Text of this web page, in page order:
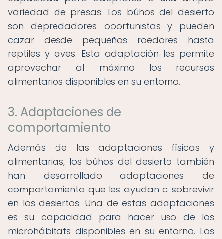
variedad de presas. Los búhos del desierto
son depredadores oportunistas y pueden
cazar desde pequeños roedores hasta
reptiles y aves. Esta adaptación les permite
aprovechar al máximo los recursos
alimentarios disponibles en su entorno.
3. Adaptaciones de
comportamiento
Además de las adaptaciones físicas y
alimentarias, los búhos del desierto también
han desarrollado adaptaciones de
comportamiento que les ayudan a sobrevivir
en los desiertos. Una de estas adaptaciones
es su capacidad para hacer uso de los
microhábitats disponibles en su entorno. Los